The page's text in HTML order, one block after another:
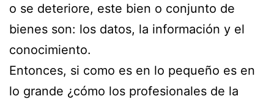
o se deteriore, este bien o conjunto de
bienes son: los datos, la información y el
conocimiento.
Entonces, si como es en lo pequeño es en
lo grande ¿cómo los profesionales de la